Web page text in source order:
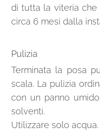
di tutta la viteria che
circa 6 mesi dalla
Pulizia
Terminata la posa
scala. La pulizia
con un panno
solventi.
Utilizzare solo acqua.